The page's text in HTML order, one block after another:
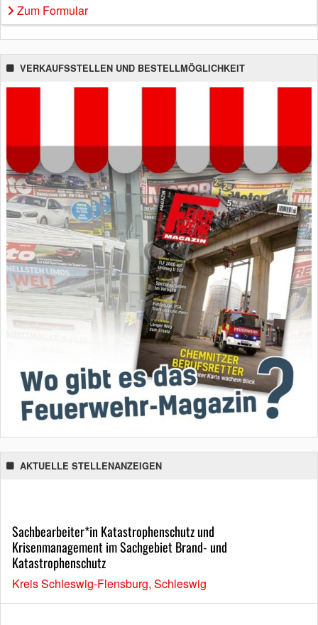
Zum Formular
VERKAUFSSTELLEN UND BESTELLMÖGLICHKEIT
AKTUELLE STELLENANZEIGEN
Sachbearbeiter*in Katastrophenschutz und
Krisenmanagement im Sachgebiet Brand- und
Katastrophenschutz
Kreis Schleswig-Flensburg, Schleswig